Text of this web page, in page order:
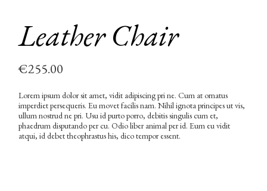
Leather Chair
€255.00
Lorem ipsum dolor sit amet, vidit adipiscing pri ne. Cum at ornatus
imperdiet persequeris. Eu movet facilis nam. Nihil ignota principes ut vis,
ullum nostrud ne pri. Usu id purto porro, debitis singulis cum et,
phaedrum disputando per cu. Odio liber animal per id. Eum eu vidit
atqui, id debet theophrastus his, dico tempor essent.